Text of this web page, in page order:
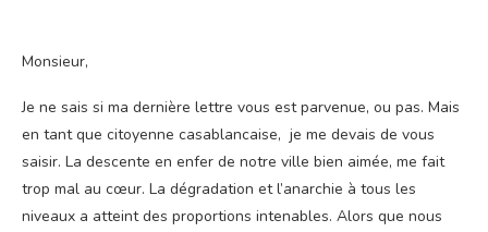
Monsieur,
Je ne sais si ma dernière lettre vous est parvenue, ou pas. Mais
en tant que citoyenne casablancaise, je me devais de vous
saisir. La descente en enfer de notre ville bien aimée, me fait
trop mal au cœur. La dégradation et l’anarchie à tous les
niveaux a atteint des proportions intenables. Alors que nous